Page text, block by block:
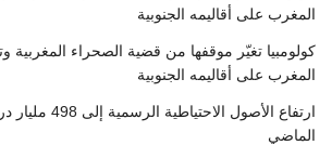
المغرب على أقاليمه الجنوبية
كولومبيا تغيّر موقفها من قضية الصحراء المغربية
المغرب على أقاليمه الجنوبية
ارتفاع الأصول
الماضي